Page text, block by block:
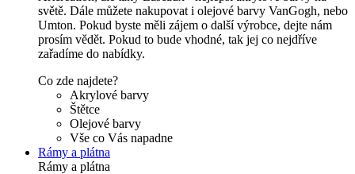
světě. Dále můžete nakupovat i olejové barvy VanGogh, nebo
Umton. Pokud byste měli zájem o další výrobce, dejte nám
prosím vědět. Pokud to bude vhodné, tak jej co nejdříve
zařadíme do nabídky.
Co zde najdete?
Akrylové barvy
Štětce
Olejové barvy
Vše co Vás napadne
Rámy a plátna
Rámy a plátna